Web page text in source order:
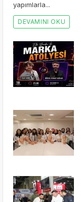
yapımlarla...
DEVAMINI OKU